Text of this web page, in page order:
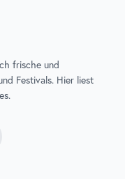
frische und
Festivals. Hier liest